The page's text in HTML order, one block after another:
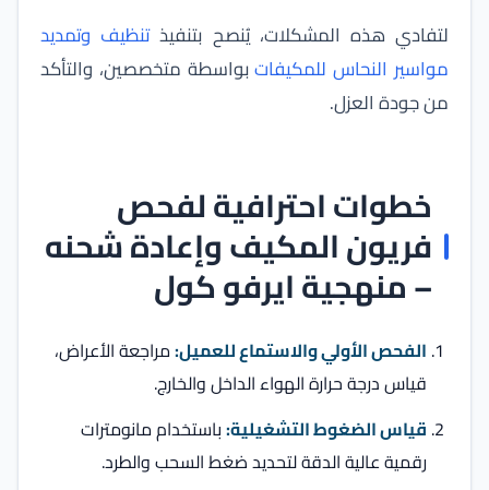
لتفادي هذه المشكلات، يُنصح بتنفيذتنظيف وتمديد
مواسير النحاس للمكيفاتبواسطة متخصصين، والتأكد
من جودة العزل.
خطوات احترافية لفحص
فريون المكيف وإعادة شحنه
– منهجية ايرفو كول
الفحص الأولي والاستماع للعميل:مراجعة الأعراض،
قياس درجة حرارة الهواء الداخل والخارج.
قياس الضغوط التشغيلية:باستخدام مانومترات
رقمية عالية الدقة لتحديد ضغط السحب والطرد.